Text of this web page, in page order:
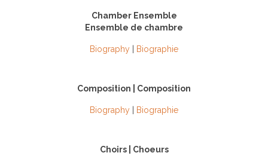
Chamber Ensemble
Ensemble de chambre
Biography Biographie
Composition | Composition
Biography Biographie
Choirs | Choeurs